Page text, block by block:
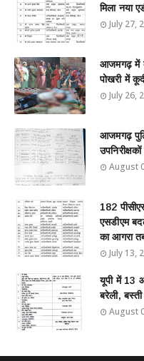
मिला नया
July 27,
आजमगढ़ में
पोखरी में
July 26,
आजमगढ़
August
182
एसडीएम
का आगरा
July 13,
यूपी में 13
बरेली,
August